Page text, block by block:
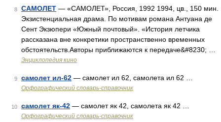
8 САМОЛЕТ — «САМОЛЕТ», Россия, 1992 1994, цв., 150 мин.
Экзистенциальная драма. По мотивам романа Антуана де
Сент Экзюпери «Южный почтовый». «История летчика
рассказана вне конкретики пространственно временных
обстоятельств.Авторы приближаются к передаче&#8230; …
Энциклопедия кино
9 самолет ил-62 — самолет ил 62, самолета ил 62 …
Орфографический словарь-справочник
10 самолет як-42 — самолет як 42, самолета як 42 …
Орфографический словарь-справочник